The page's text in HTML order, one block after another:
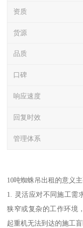
资质
货源
品质
口碑
响应速度
回复时效
管理体系
10吨蜘蛛吊出租的意义
1. 灵活应对不同施工需
狭窄或复杂的工作环境
起重机无法到达的施工盲